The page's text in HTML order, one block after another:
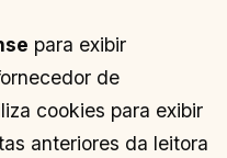
para exibir
de
cookies para exibir
anteriores da leitora